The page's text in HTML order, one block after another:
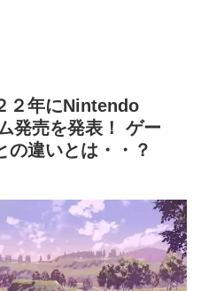
２年にNintendo
発売を発表！ ゲー
の違いとは・・？